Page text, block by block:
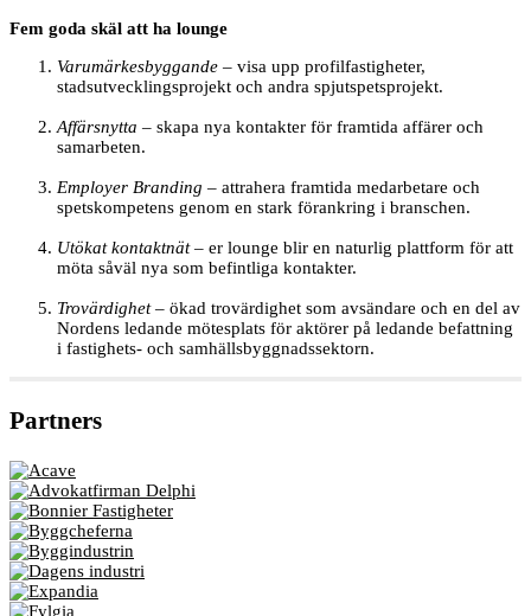
Fem goda skäl att ha lounge
Varumärkesbyggande – visa upp profilfastigheter,
stadsutvecklingsprojekt och andra spjutspetsprojekt.
Affärsnytta – skapa nya kontakter för framtida affärer och
samarbeten.
Employer Branding – attrahera framtida medarbetare och
spetskompetens genom en stark förankring i branschen.
Utökat kontaktnät– er lounge blir en naturlig plattform för att
möta såväl nya som befintliga kontakter.
Trovärdighet– ökad trovärdighet som avsändare och en del av
Nordens ledande mötesplats för aktörer på ledande befattning
i fastighets- och samhällsbyggnadssektorn.
Partners